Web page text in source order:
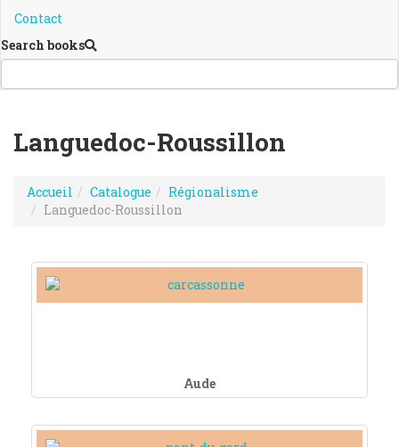
Contact
Search books
Languedoc-Roussillon
Accueil Catalogue
Régionalisme
Languedoc-Roussillon
Aude